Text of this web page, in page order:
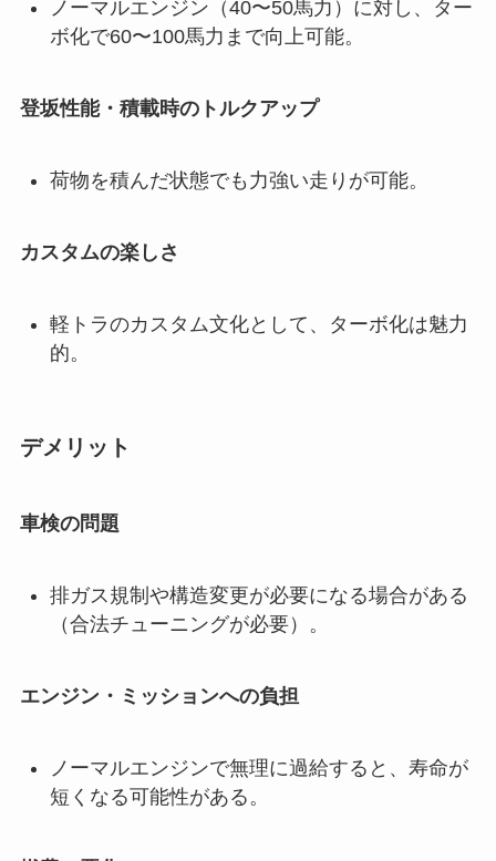
ノーマルエンジン（40〜50馬力）に対し、ター
ボ化で60〜100馬力まで向上可能。
登坂性能・積載時のトルクアップ
荷物を積んだ状態でも力強い走りが可能。
カスタムの楽しさ
軽トラのカスタム文化として、ターボ化は魅力
的。
デメリット
車検の問題
排ガス規制や構造変更が必要になる場合がある
（合法チューニングが必要）。
エンジン・ミッションへの負担
ノーマルエンジンで無理に過給すると、寿命が
短くなる可能性がある。